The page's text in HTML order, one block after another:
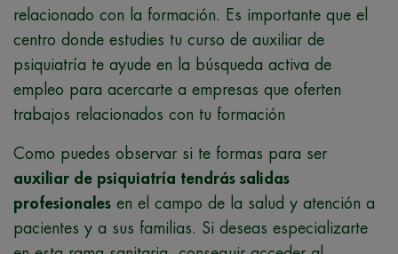
relacionado con la formación. Es importante que el
centro donde estudies tu curso de auxiliar de
psiquiatría te ayude en la búsqueda activa de
empleo para acercarte a empresas que oferten
trabajos relacionados con tu formación
Como puedes observar si te formas para ser
auxiliar de psiquiatría tendrás salidas
profesionales en el campo de la salud y atención a
pacientes y a sus familias. Si deseas especializarte